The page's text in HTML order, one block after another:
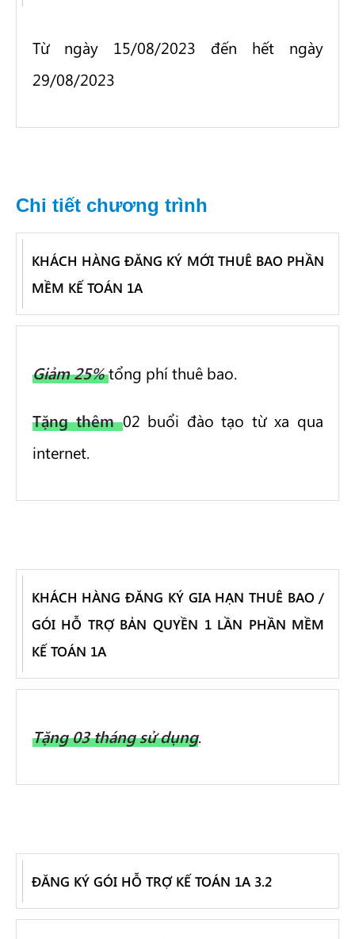
Từ ngày 15/08/2023 đến hết ngày
29/08/2023
Chi tiết chương trình
KHÁCH HÀNG ĐĂNG KÝ MỚI THUÊ BAO PHẦN
MỀM KẾ TOÁN 1A
Giảm25%tổng phí thuê bao.
Tặng thêm02 buổi đào tạo từ xa qua
internet.
KHÁCH HÀNG ĐĂNG KÝ GIA HẠN THUÊ BAO /
GÓI HỖ TRỢ BẢN QUYỀN 1 LẦN PHẦN MỀM
KẾ TOÁN 1A
Tặng03 thángsử dụng.
ĐĂNG KÝ GÓI HỖ TRỢ KẾ TOÁN 1A 3.2